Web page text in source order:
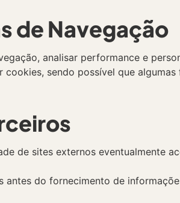
de Navegação
analisar performance e
sendo possível que
de sites externos eventualmente
antes do fornecimento de